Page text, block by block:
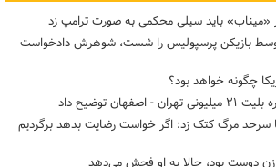
«میناب» باید سیلی محکمی به صورت ترامپ زد
بازیکن پرسپولیس را شست، شوهرش دادخواست
چگونه خواهد بود؟
توضیح داد
مرگ کتک زد: اگر خواست رضایت بدهد برگردیم
دوست بود، حالا به او فحش می‌دهد